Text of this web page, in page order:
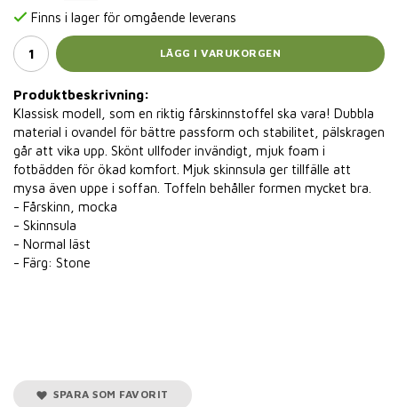
Finns i lager för omgående leverans
LÄGG I VARUKORGEN
Produktbeskrivning:
Klassisk modell, som en riktig fårskinnstoffel ska vara! Dubbla
material i ovandel för bättre passform och stabilitet, pälskragen
går att vika upp. Skönt ullfoder invändigt, mjuk foam i
fotbädden för ökad komfort. Mjuk skinnsula ger tillfälle att
mysa även uppe i soffan. Toffeln behåller formen mycket bra.
- Fårskinn, mocka
- Skinnsula
- Normal läst
- Färg: Stone
SPARA SOM FAVORIT